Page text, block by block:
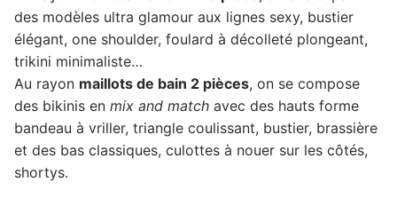
des modèles ultra glamour aux lignes sexy, bustier
élégant, one shoulder, foulard à décolleté plongeant,
trikini minimaliste…
Au rayon maillots de bain 2 pièces, on se compose
des bikinis en mix and match avec des hauts forme
bandeau à vriller, triangle coulissant, bustier, brassière
et des bas classiques, culottes à nouer sur les côtés,
shortys.